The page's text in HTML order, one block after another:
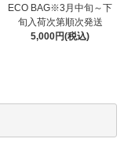
ECO BAG※3月中旬～下
旬入荷次第順次発送
5,000円(税込)